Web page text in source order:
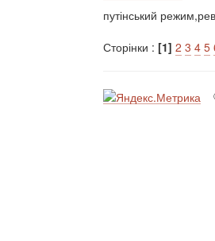
путінський
Сторінки : [1] 2 3 4 5